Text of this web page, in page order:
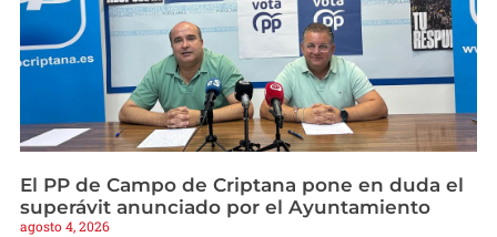
El PP de Campo de Criptana pone en duda el
superávit anunciado por el Ayuntamiento
agosto 4, 2026